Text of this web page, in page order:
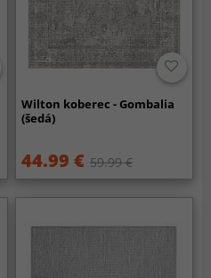
Wilton koberec - Gombalia
(šedá)
44.99 € 59.99 €